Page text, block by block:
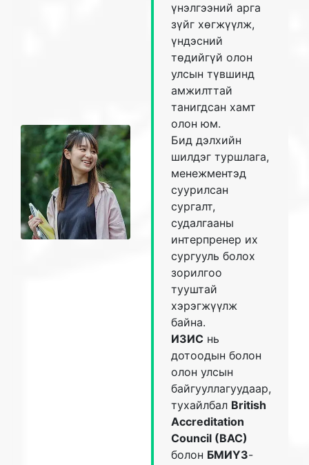
үнэлгээний арга
зүйг хөгжүүлж,
үндэсний
төдийгүй олон
улсын түвшинд
амжилттай
танигдсан хамт
олон юм.
Бид дэлхийн
шилдэг туршлага,
менежментэд
суурилсан
сургалт,
судалгааны
интерпренер их
сургууль болох
зорилгоо
тууштай
хэрэгжүүлж
байна.
ИЗИС нь
дотоодын болон
олон улсын
байгууллагуудаар,
тухайлбал British
Accreditation
Council (BAC)
болон БМИҮЗ-